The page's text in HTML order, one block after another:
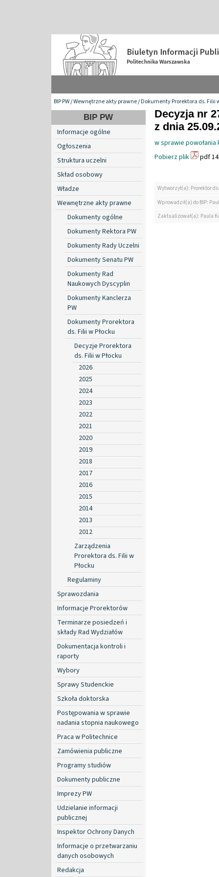
BIP PW/Wewnętrzne akty prawne/Dokumenty Prorektora ds. Filii
BIP PW
Informacje ogólne
Ogłoszenia
Struktura uczelni
Skład osobowy
Władze
Wewnętrzne akty prawne
Dokumenty ogólne
Dokumenty Rektora PW
Dokumenty Rady Uczelni
Dokumenty Senatu PW
Dokumenty Rad
Naukowych Dyscyplin
Dokumenty Kanclerza
PW
Dokumenty Prorektora
ds. Filii w Płocku
Decyzje Prorektora
ds. Filii w Płocku
2026
2025
2024
2023
2022
2021
2020
2019
2018
2017
2016
2015
2014
2013
2012
Zarządzenia
Prorektora ds. Filii w
Płocku
Regulaminy
Sprawozdania
Informacje Prorektorów
Terminarze posiedzeń i
składy Rad Wydziałów
Dokumentacja kontroli i
raporty
Wybory
Sprawy Studenckie
Szkoła doktorska
Postępowania w sprawie
nadania stopnia naukowego
Praca w Politechnice
Zamówienia publiczne
Programy studiów
Dokumenty publiczne
Imprezy PW
Udzielanie informacji
publicznej
Inspektor Ochrony Danych
Informacje o przetwarzaniu
danych osobowych
Redakcja
Decyzja nr
z dnia
w sprawie
Pobierz plik
pdf
Wytworzył(a): Prorektor
Wprowadził(a) do BIP:
Zaktualizował(a): Paula